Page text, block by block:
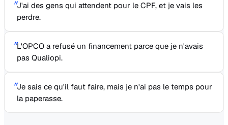
"J'ai des gens qui attendent pour le CPF, et je vais les
perdre.
"L'OPCO a refusé un financement parce que je n'avais
pas Qualiopi.
"Je sais ce qu'il faut faire, mais je n'ai pas le temps pour
la paperasse.